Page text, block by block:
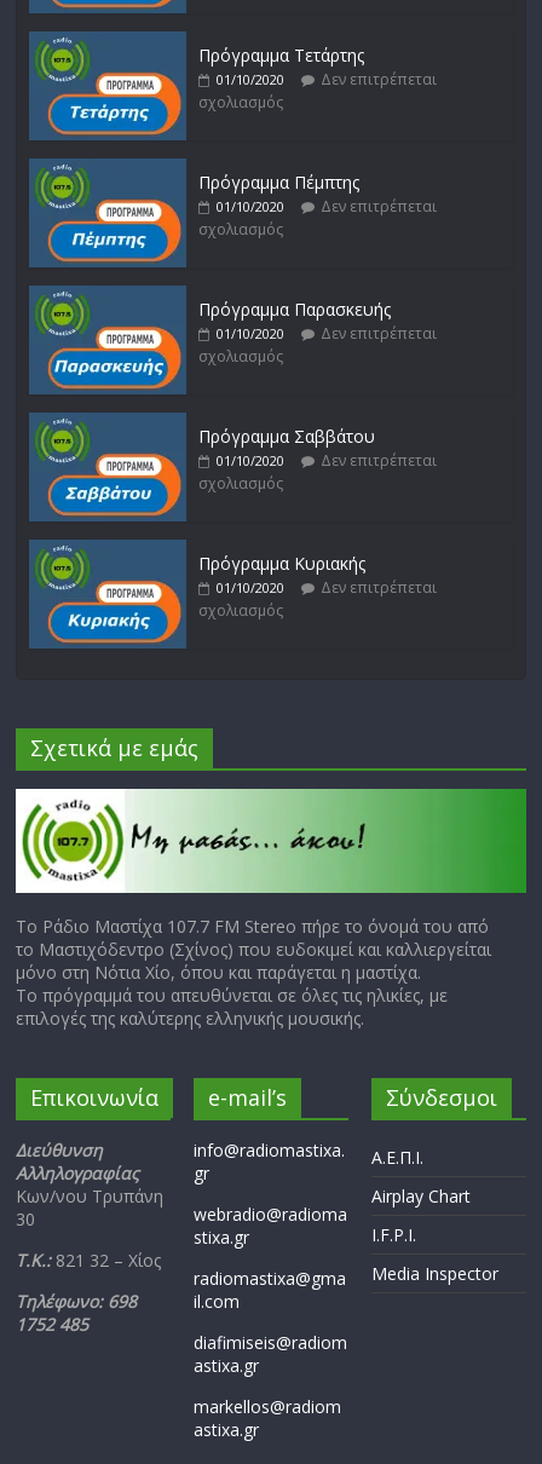
Πρόγραμμα Τετάρτης
01/10/2020
Δεν επιτρέπεται
σχολιασμός
Πρόγραμμα Πέμπτης
01/10/2020
Δεν επιτρέπεται
σχολιασμός
Πρόγραμμα Παρασκευής
01/10/2020
Δεν επιτρέπεται
σχολιασμός
Πρόγραμμα Σαββάτου
01/10/2020
Δεν επιτρέπεται
σχολιασμός
Πρόγραμμα Κυριακής
01/10/2020
Δεν επιτρέπεται
σχολιασμός
Σχετικά με εμάς
Το Ράδιο Μαστίχα 107.7 FM Stereo πήρε το όνομά του από
το Μαστιχόδεντρο (Σχίνος) που ευδοκιμεί και καλλιεργείται
μόνο στη Νότια Χίο, όπου και παράγεται η μαστίχα.
Το πρόγραμμά του απευθύνεται σε όλες τις ηλικίες, με
επιλογές της καλύτερης ελληνικής μουσικής.
Επικοινωνία
Διεύθυνση
Αλληλογραφίας
Κων/νου Τρυπάνη
30
Τ.Κ.: 821 32 – Χίος
Τηλέφωνο: 698
1752 485
e-mail’s
info@radiomastixa.
gr
webradio@radioma
stixa.gr
radiomastixa@gma
il.com
diafimiseis@radiom
astixa.gr
markellos@radiom
astixa.gr
Σύνδεσμοι
Α.Ε.Π.Ι.
Airplay Chart
I.F.P.I.
Media Inspector